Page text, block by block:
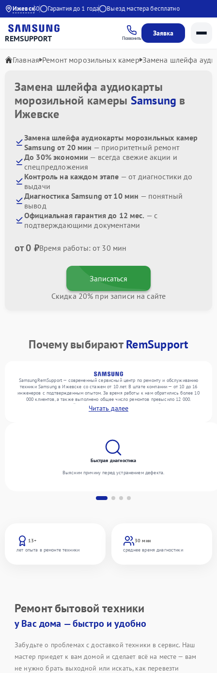
Ижевск
до 20:30 Гарантия до 1 года Выезд мастера бесплатно
REMSUPPORT Позвонить
Заявка
Главная Ремонт морозильных камер Замена шлейфа
Замена шлейфа аудиокарты
морозильной камеры Samsung в
Ижевске
Замена шлейфа аудиокарты морозильных камер
Samsung от 20 мин — приоритетный ремонт
До 30% экономии — всегда свежие акции и
спецпредложения
Контроль на каждом этапе — от диагностики до
выдачи
Диагностика Samsung от 10 мин — понятный
вывод
Официальная гарантия до 12 мес. — с
подтверждающими документами
от 0 ₽Время работы: от 30 мин
Записаться
Скидка 20% при записи на сайте
Почему выбираютRemSupport
SamsungRemSupport — современный сервисный центр по ремонту и обслуживанию
техники Samsung в Ижевске со стажем от 10 лет. В штате компании — от 10 до 16
инженеров с подтвержденным опытом. За время работы к нам обратились более 10
000 клиентов, а также выполнено общее число ремонтов превысило 12 000.
Ежемесячно в сервисный центр поступает более 300 обращений, включая , , . Мы
беремся за задачи любой сложности и гарантируем высокое качество обслуживания
Читать далее
13+
лет опыта в ремонте техники
30 мин
среднее время диагностики
Быстрая диагностика
Выясним причину перед устранением дефекта.
Ремонт бытовой техники
у Вас дома — быстро и удобно
Забудьте о проблемах с доставкой техники в сервис. Наш
мастер приедет к вам домой и сделает всё на месте — вам
не нужно брать выходной или искать, как перевезти